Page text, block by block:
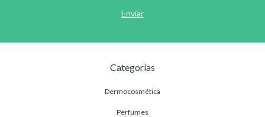
Categorías
Dermocosmética
Perfumes